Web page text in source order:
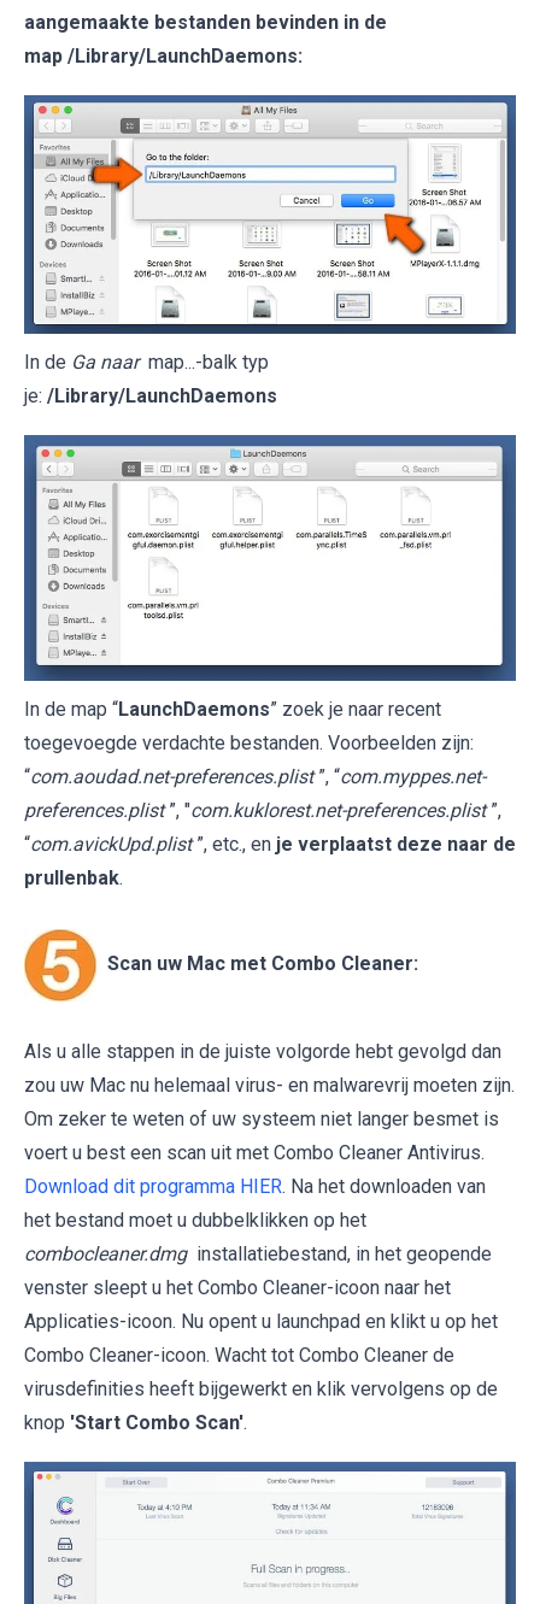
aangemaakte bestanden bevinden in de
map /Library/LaunchDaemons:
In de Ga naar map...-balk typ
je: /Library/LaunchDaemons
In de map “LaunchDaemons” zoek je naar recent
toegevoegde verdachte bestanden. Voorbeelden zijn:
“com.aoudad.net-preferences.plist ”, “com.myppes.net-
preferences.plist ”, "com.kuklorest.net-preferences.plist ”,
“com.avickUpd.plist ”, etc., en je verplaatst deze naar de
prullenbak.
Scan uw Mac met Combo Cleaner:
Als u alle stappen in de juiste volgorde hebt gevolgd dan
zou uw Mac nu helemaal virus- en malwarevrij moeten zijn.
Om zeker te weten of uw systeem niet langer besmet is
voert u best een scan uit met Combo Cleaner Antivirus.
Download dit programma HIER. Na het downloaden van
het bestand moet u dubbelklikken op het
combocleaner.dmg installatiebestand, in het geopende
venster sleept u het Combo Cleaner-icoon naar het
Applicaties-icoon. Nu opent u launchpad en klikt u op het
Combo Cleaner-icoon. Wacht tot Combo Cleaner de
virusdefinities heeft bijgewerkt en klik vervolgens op de
knop 'Start Combo Scan'.